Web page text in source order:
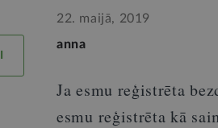
22. maijā, 2019
anna
Ja esmu reģistrēta
esmu reģistrēta kā